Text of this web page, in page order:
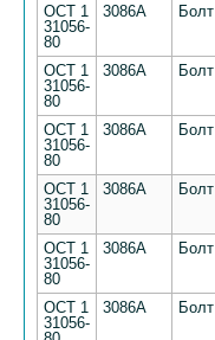
ОСТ 1
31056-
80
3086А Болт
ОСТ 1
31056-
80
3086А Болт
ОСТ 1
31056-
80
3086А Болт
ОСТ 1
31056-
80
3086А Болт
ОСТ 1
31056-
80
3086А Болт
ОСТ 1
31056-
3086А Болт